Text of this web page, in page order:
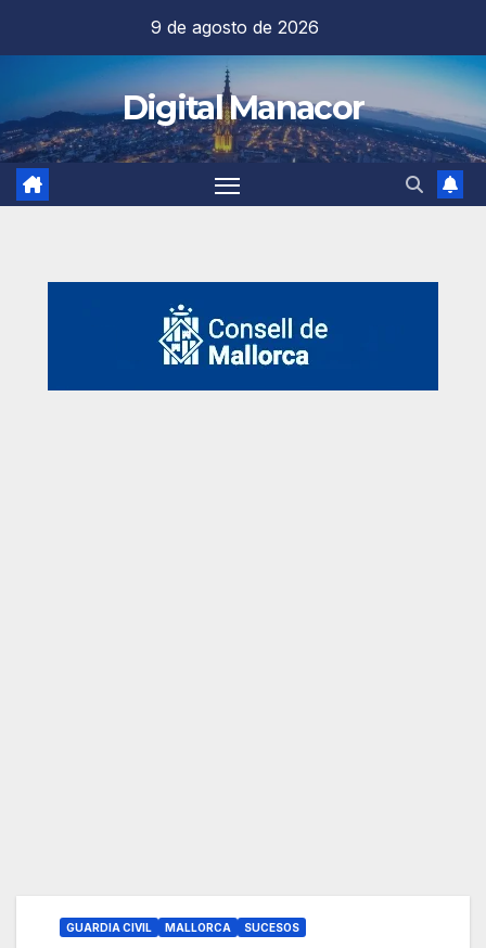
contenido
9 de agosto de 2026
Digital Manacor
GUARDIA CIVIL MALLORCA SUCESOS